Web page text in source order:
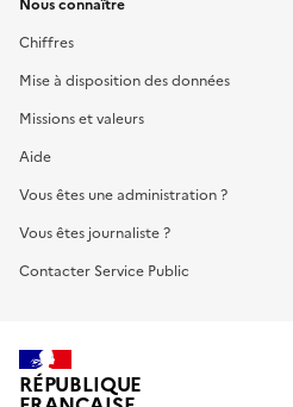
Nous connaître
Chiffres
Mise à disposition des données
Missions et valeurs
Aide
Vous êtes une administration ?
Vous êtes journaliste ?
Contacter Service Public
RÉPUBLIQUE